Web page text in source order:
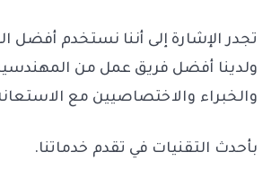
تجدر الإشارة إلى أننا نستخدم أفضل
ولدينا أفضل فريق عمل من
والخبراء والاختصاصيين مع
بأحدث التقنيات في تقدم خدماتنا.